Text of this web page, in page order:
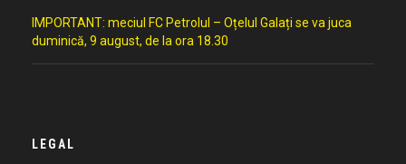
IMPORTANT: meciul FC Petrolul – Oțelul Galați se va juca
duminică, 9 august, de la ora 18.30
LEGAL